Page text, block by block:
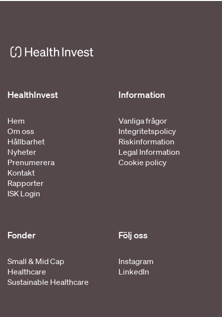
HealthInvest
Hem
Om oss
Hållbarhet
Nyheter
Prenumerera
Kontakt
Rapporter
ISK Login
Information
Vanliga frågor
Integritetspolicy
Riskinformation
Legal Information
Cookie policy
Fonder
Small & Mid Cap
Healthcare
Sustainable Healthcare
Följ oss
Instagram
LinkedIn